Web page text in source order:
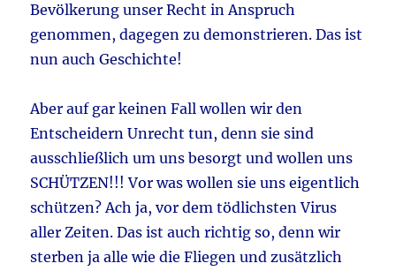
Bevölkerung unser Recht in Anspruch
genommen, dagegen zu demonstrieren. Das ist
nun auch Geschichte!
Aber auf gar keinen Fall wollen wir den
Entscheidern Unrecht tun, denn sie sind
ausschließlich um uns besorgt und wollen uns
SCHÜTZEN!!! Vor was wollen sie uns eigentlich
schützen? Ach ja, vor dem tödlichsten Virus
aller Zeiten. Das ist auch richtig so, denn wir
sterben ja alle wie die Fliegen und zusätzlich